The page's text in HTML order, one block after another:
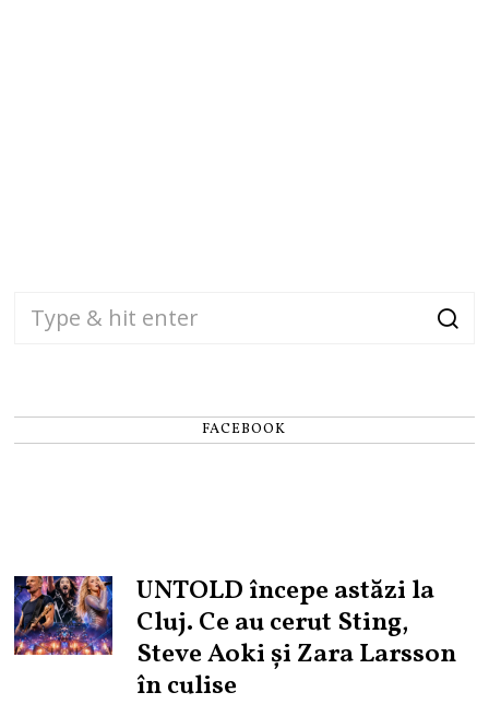
FACEBOOK
UNTOLD începe astăzi la
Cluj. Ce au cerut Sting,
Steve Aoki și Zara Larsson
în culise